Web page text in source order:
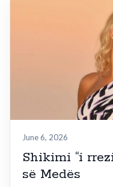
June 6, 2026
Shikimi “i
së Medës